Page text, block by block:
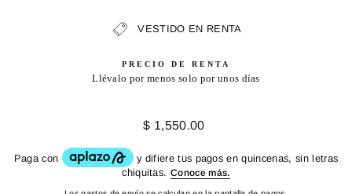
VESTIDO EN RENTA
PRECIO DE RENTA
Llévalo por menos solo por unos días
Precio
$ 1,550.00